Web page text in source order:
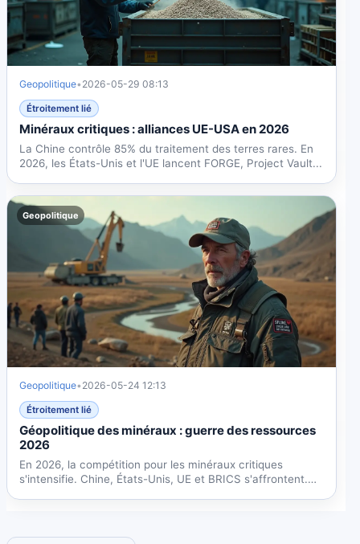
Geopolitique• 2026-05-29 08:13
Étroitement lié
Minéraux critiques : alliances UE-USA en 2026
La Chine contrôle 85% du traitement des terres rares. En
2026, les États-Unis et l'UE lancent FORGE, Project Vault...
Geopolitique
Geopolitique• 2026-05-24 12:13
Étroitement lié
Géopolitique des minéraux : guerre des ressources
2026
En 2026, la compétition pour les minéraux critiques
s'intensifie. Chine, États-Unis, UE et BRICS s'affrontent.